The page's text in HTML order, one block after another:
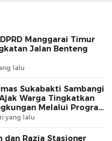
Manggarai Timur
Jalan Benteng
lalu
Sukabakti Sambangi
Warga Tingkatkan
Melalui Program
yang lalu
dan Razia Stasioner